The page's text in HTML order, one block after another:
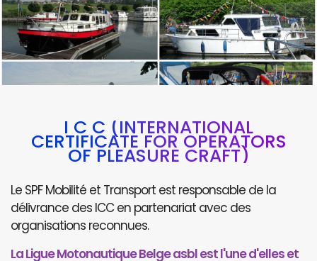
I C C (INTERNATIONAL
CERTIFICATE FOR OPERATORS
OF PLEASURE CRAFT)
Le SPF Mobilité et Transport est responsable de la
délivrance des ICC en partenariat avec des
organisations reconnues.
La Ligue Motonautique Belge asbl est l'une d'elles et